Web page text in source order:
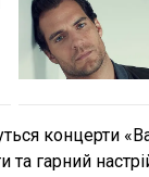
концерти
гарний